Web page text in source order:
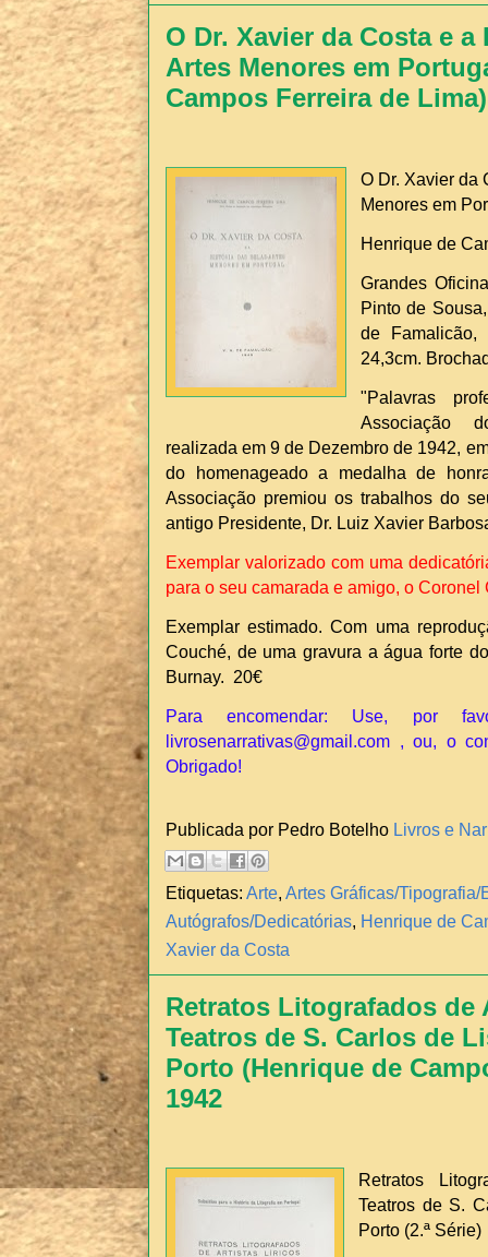
O Dr. Xavier da Costa e
Artes Menores em
Campos Ferreira de
O Dr. Xavier da
Menores em
Henrique de
Grandes
Pinto de
de Famalicão,
24,3cm.
"Palavras
Associação
realizada em 9 de Dezembro de 1942,
do homenageado a medalha de
Associação premiou os trabalhos do
antigo Presidente, Dr. Luiz Xavier
Exemplar valorizado com uma
para o seu camarada e amigo, o
Exemplar estimado. Com uma
Couché, de uma gravura a água forte
Burnay. 20€
Para encomendar: Use, por
livrosenarrativas@gmail.com , ou, o
Obrigado!
Publicada por Pedro Botelho Livros e
Etiquetas: Arte, Artes Gráficas/Tipografia/
Autógrafos/Dedicatórias, Henrique de
Xavier da Costa
Retratos Litografados
Teatros de S. Carlos de
Porto (Henrique de
1942
Retratos
Teatros de S.
Porto (2.ª Série)